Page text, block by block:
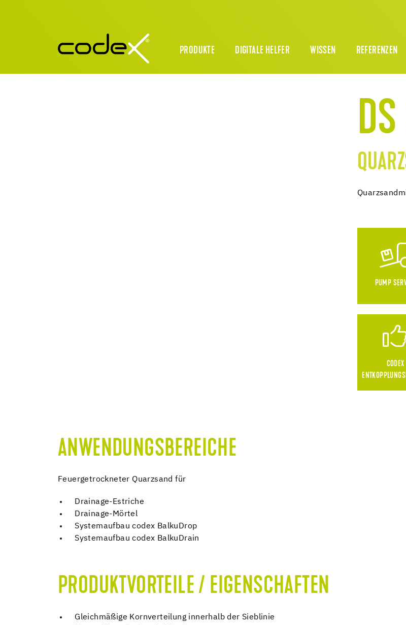
PRODUKTE DIGITALE HELFER WISSEN REFERENZEN
PUMP
CODEX
ANWENDUNGSBEREICHE
Feuergetrockneter Quarzsand für
Drainage-Estriche
Drainage-Mörtel
Systemaufbau codex BalkuDrop
Systemaufbau codex BalkuDrain
PRODUKTVORTEILE / EIGENSCHAFTEN
Gleichmäßige Kornverteilung innerhalb der Sieblinie